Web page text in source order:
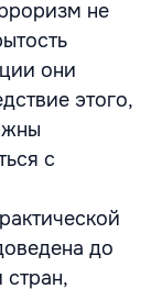
не
они
этого,
с
до
стран,